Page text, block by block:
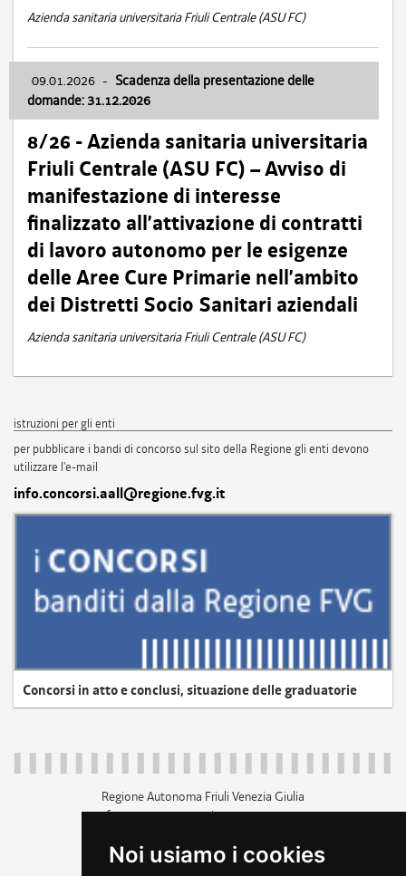
Noi usiamo i cookies
Azienda sanitaria universitaria Friuli Centrale (ASU FC)
09.01.2026 - Scadenza della presentazione delle
domande: 31.12.2026
8/26 - Azienda sanitaria universitaria
Friuli Centrale (ASU FC) – Avviso di
manifestazione di interesse
finalizzato all’attivazione di contratti
di lavoro autonomo per le esigenze
delle Aree Cure Primarie nell’ambito
dei Distretti Socio Sanitari aziendali
Azienda sanitaria universitaria Friuli Centrale (ASU FC)
istruzioni per gli enti
per pubblicare i bandi di concorso sul sito della Regione gli enti devono
utilizzare l'e-mail
info.concorsi.aall@regione.fvg.it
Concorsi in atto e conclusi, situazione delle graduatorie
Regione Autonoma Friuli Venezia Giulia
c.f. 80014930327; p.iva 00526040324
+39 040 3771111